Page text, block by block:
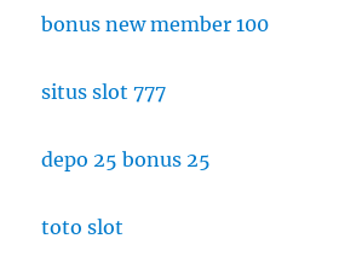
bonus new member 100
situs slot 777
depo 25 bonus 25
toto slot